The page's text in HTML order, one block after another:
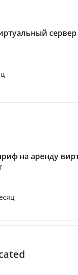
сервер
на аренду